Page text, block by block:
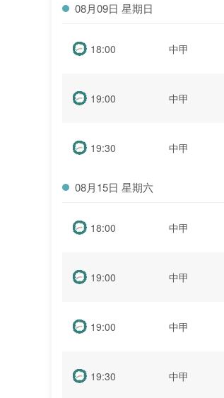
08月09日 星期日
18:00 中甲
19:00 中甲
19:30
中甲
08月15日 星期六
18:00 中甲
19:00 中甲
19:00 中甲
19:30 中甲